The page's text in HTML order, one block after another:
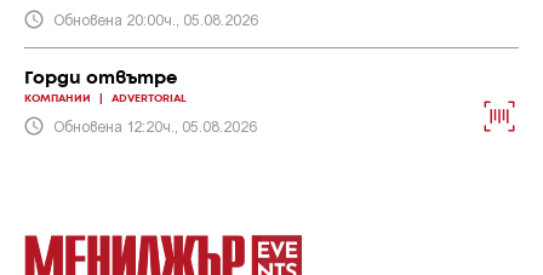
Обновена 20:00ч., 05.08.2026
Горди отвътре
КОМПАНИИ ADVERTORIAL
Обновена 12:20ч., 05.08.2026